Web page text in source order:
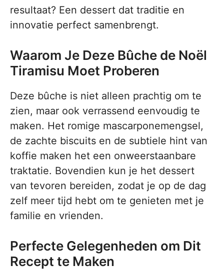
resultaat? Een dessert dat traditie en
innovatie perfect samenbrengt.
Waarom Je Deze Bûche de Noël
Tiramisu Moet Proberen
Deze bûche is niet alleen prachtig om te
zien, maar ook verrassend eenvoudig te
maken. Het romige mascarponemengsel,
de zachte biscuits en de subtiele hint van
koffie maken het een onweerstaanbare
traktatie. Bovendien kun je het dessert
van tevoren bereiden, zodat je op de dag
zelf meer tijd hebt om te genieten met je
familie en vrienden.
Perfecte Gelegenheden om Dit
Recept te Maken